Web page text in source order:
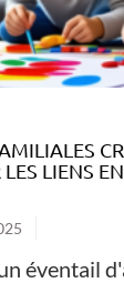
LIENS
éventail